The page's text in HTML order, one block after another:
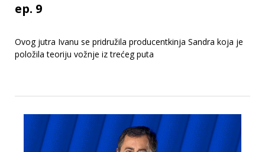
ep. 9
Ovog jutra Ivanu se pridružila producentkinja Sandra koja je
položila teoriju vožnje iz trećeg puta